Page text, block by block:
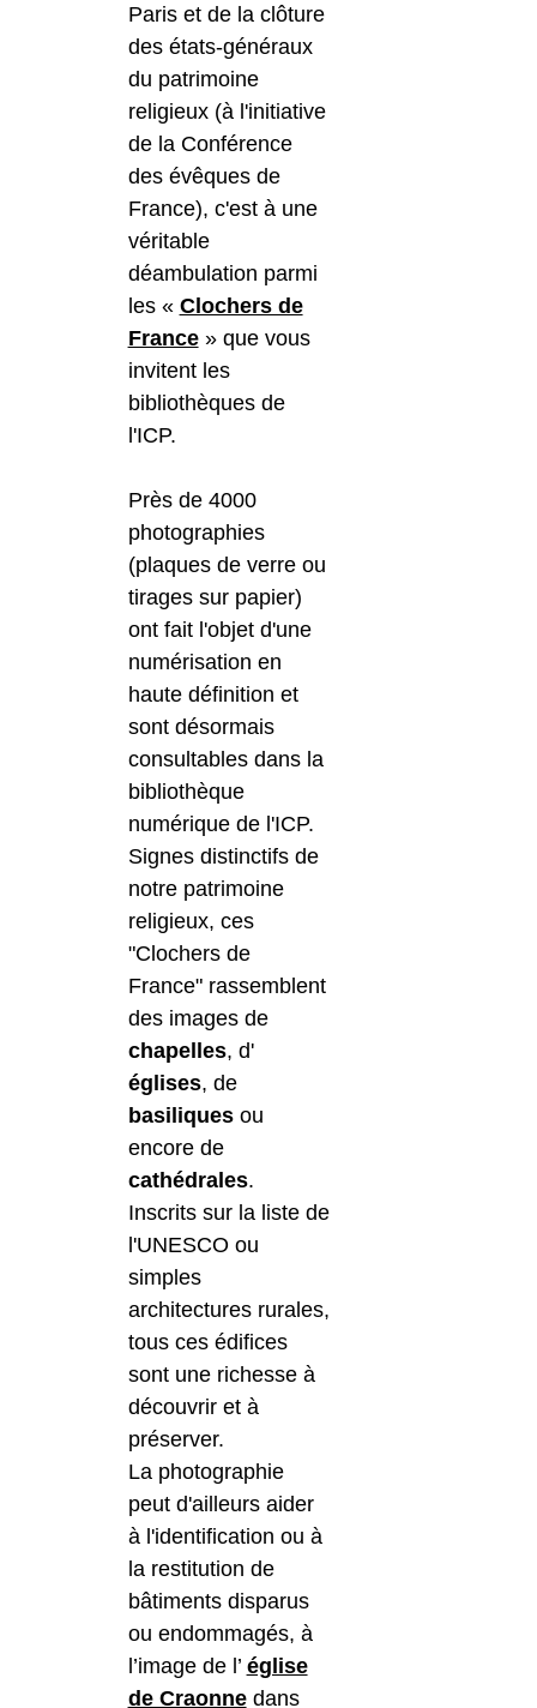
Paris et de la clôture
des états-généraux
du patrimoine
religieux (à l'initiative
de la Conférence
des évêques de
France), c'est à une
véritable
déambulation parmi
les « Clochers de
France» que vous
invitent les
bibliothèques de
l'ICP.
Près de 4000
photographies
(plaques de verre ou
tirages sur papier)
ont fait l'objet d'une
numérisation en
haute définition et
sont désormais
consultables dans la
bibliothèque
numérique de l'ICP.
Signes distinctifs de
notre patrimoine
religieux, ces
"Clochers de
France" rassemblent
des images de
chapelles, d'
églises, de
basiliquesou
encore de
cathédrales.
Inscrits sur la liste de
l'UNESCO ou
simples
architectures rurales,
tous ces édifices
sont une richesse à
découvrir et à
préserver.
La photographie
peut d'ailleurs aider
à l'identification ou à
la restitution de
bâtiments disparus
ou endommagés, à
l’image de l’ église
de Craonnedans